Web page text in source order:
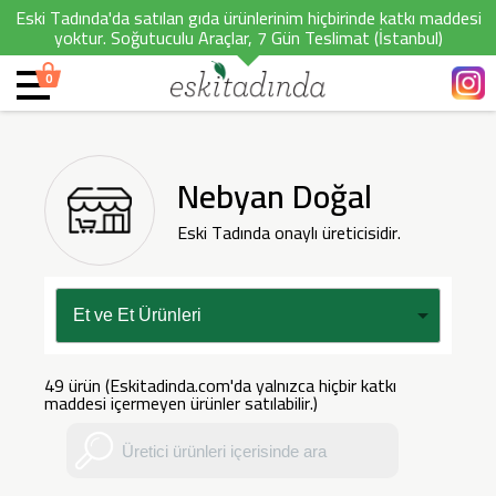
Eski Tadında'da satılan gıda ürünlerinim hiçbirinde katkı maddesi
yoktur. Soğutuculu Araçlar, 7 Gün Teslimat (İstanbul)
0
Nebyan Doğal
Eski Tadında onaylı üreticisidir.
49 ürün (Eskitadinda.com'da yalnızca hiçbir katkı
maddesi içermeyen ürünler satılabilir.)